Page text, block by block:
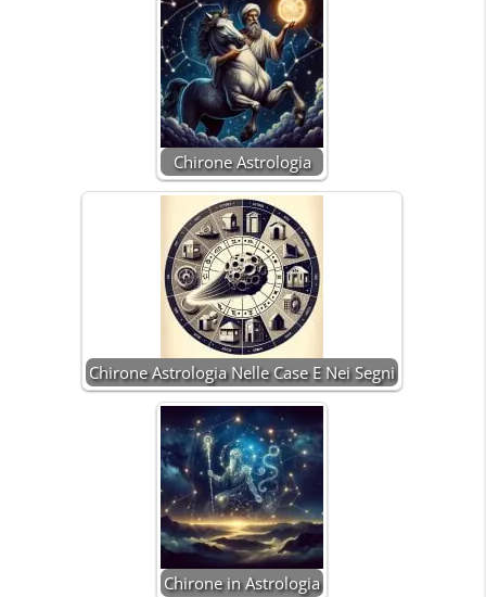
Chirone Astrologia
Chirone Astrologia Nelle Case E Nei Segni
Chirone in Astrologia